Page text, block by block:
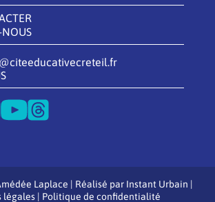
NOUS
Laplace | Réalisé par Instant Urbain |
légales | Politique de confidentialité